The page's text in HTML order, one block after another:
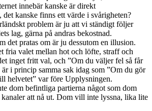
innebär kanske är direkt
kanske finns ett värde i svårigheten?
problem är ju att vi ständigt följer
lag, gärna på andras bekostnad.
det pratas om är ju dessutom en illusion.
fria valet mellan hot och löfte, straff och
inget fritt val, och ”Om du väljer fel så får
i princip samma sak idag som ”Om du gör
helvetet” var före Upplysningen.
dom befintliga partierna något som dom
kanaler att nå ut. Dom vill inte lyssna, lika lite